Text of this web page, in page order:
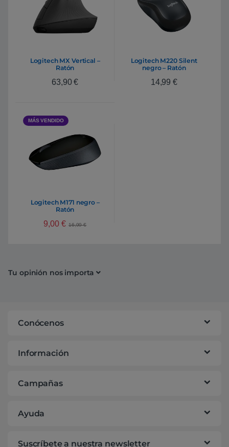
Logitech MX Vertical –
Ratón
63,90€
Logitech M220 Silent
negro – Ratón
14,99 €
MÁS VENDIDO
Logitech M171 negro –
Ratón
9,00 € 16,99€
Tu opinión nos importa
Conócenos
Información
Campañas
Ayuda
Suscríbete a nuestra newsletter